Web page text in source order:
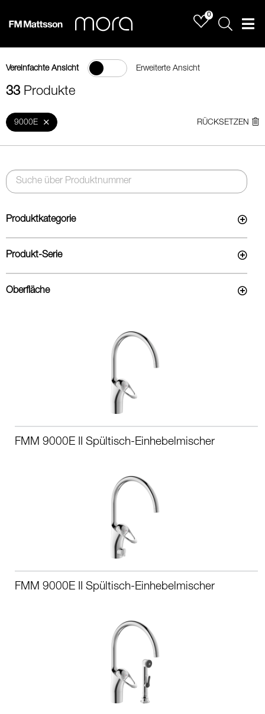
0
Sök
Vereinfachte Ansicht Erweiterte Ansicht
33 Produkte
9000E RÜCKSETZEN
Produktkategorie
Produkt-Serie
Oberfläche
FMM 9000E II Spültisch-Einhebelmischer
FMM 9000E II Spültisch-Einhebelmischer